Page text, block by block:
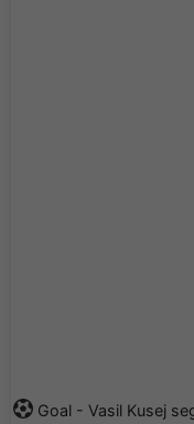
Goal - Vasil Kusej